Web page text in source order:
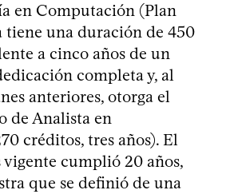
en Computación (Plan
tiene una duración de 450
a cinco años de un
completa y, al
anteriores, otorga el
de Analista en
créditos, tres años). El
cumplió 20 años,
que se definió de una